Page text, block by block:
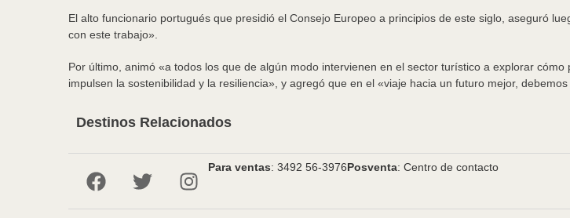
El alto funcionario portugués que presidió el Consejo Europeo a principios de este siglo, aseguró
con este trabajo».
Por último, animó «a todos los que de algún modo intervienen en el sector turístico a explorar
impulsen la sostenibilidad y la resiliencia», y agregó que en el «viaje hacia un futuro mejor,
Destinos Relacionados
Para ventas: 3492 56-3976Posventa: Centro de contacto